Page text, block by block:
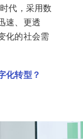
代，采用数
速、更透
化的社会需
化转型？